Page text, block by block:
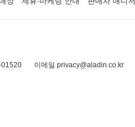
01520
이메일 privacy@aladin.co.kr